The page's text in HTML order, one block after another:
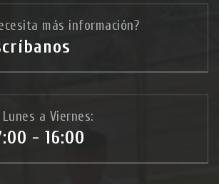
más información?
Lunes a Viernes:
- 16:00